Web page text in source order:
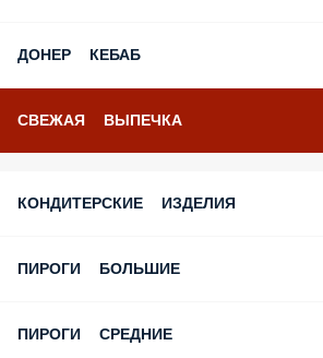
ДОНЕР КЕБАБ
СВЕЖАЯ ВЫПЕЧКА
КОНДИТЕРСКИЕ ИЗДЕЛИЯ
ПИРОГИ БОЛЬШИЕ
ПИРОГИ СРЕДНИЕ